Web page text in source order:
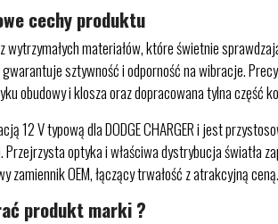
cechy produktu
wytrzymałych materiałów, które świetnie
sztywność i odporność na wibracje.
obudowy i klosza oraz dopracowana tylna
12 V typową dla DODGE CHARGER i jest
optyka i właściwa dystrybucja światła
zamiennik OEM, łączący trwałość z atrakcyjną ceną.
produkt marki ?